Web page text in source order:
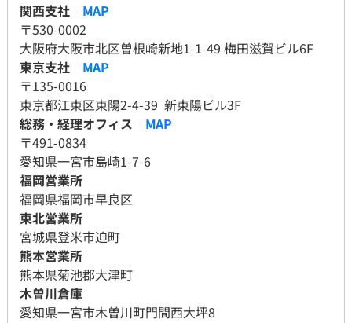
関西支社 MAP
〒530-0002
大阪府大阪市北区曽根崎新地1-1-49 梅田滋賀ビル6F
東京支社 MAP
〒135-0016
東京都江東区東陽2-4-39 新東陽ビル3F
総務・経理オフィス MAP
​​​​​​​​​​​​​​〒491-0834
​​​​​​​愛知県一宮市島崎1-7-6
福岡営業所
福岡県福岡市早良区
東北営業所
宮城県登米市迫町
熊本営業所
​​​​​​​熊本県菊池郡大津町
木曽川倉庫
愛知県一宮市木曽川町門間西大坪8